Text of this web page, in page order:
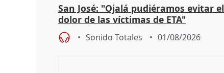
San José: "Ojalá pudiéramos evitar el
dolor de las víctimas de ETA"
Sonido Totales 01/08/2026